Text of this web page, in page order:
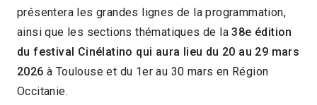
présentera les grandes lignes de la programmation,
ainsi que les sections thématiques de la38e édition
du festival Cinélatino qui aura lieu du 20 au 29 mars
2026 à Toulouse et du 1er au 30 mars en Région
Occitanie.